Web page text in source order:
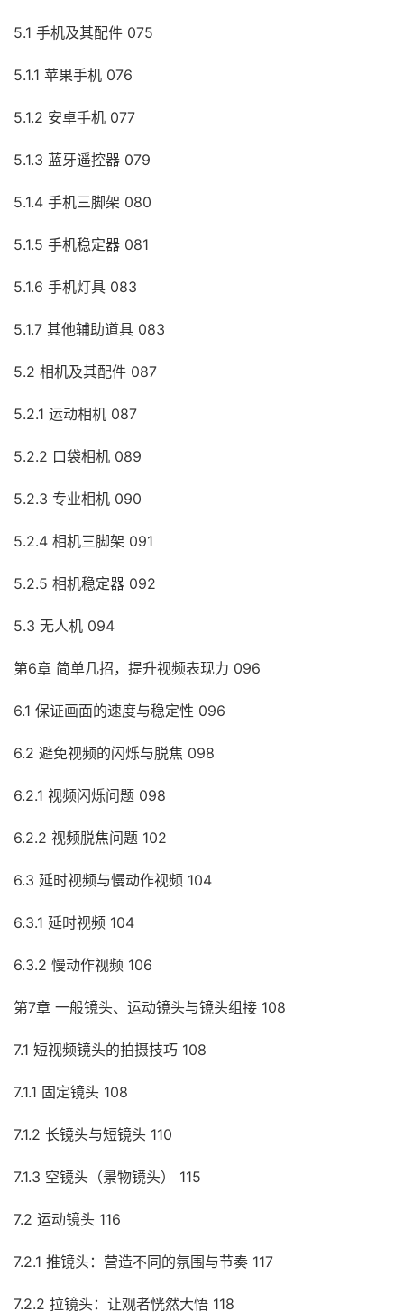
5.1 手机及其配件 075
5.1.1 苹果手机 076
5.1.2 安卓手机 077
5.1.3 蓝牙遥控器 079
5.1.4 手机三脚架 080
5.1.5 手机稳定器 081
5.1.6 手机灯具 083
5.1.7 其他辅助道具 083
5.2 相机及其配件 087
5.2.1 运动相机 087
5.2.2 口袋相机 089
5.2.3 专业相机 090
5.2.4 相机三脚架 091
5.2.5 相机稳定器 092
5.3 无人机 094
第6章 简单几招，提升视频表现力 096
6.1 保证画面的速度与稳定性 096
6.2 避免视频的闪烁与脱焦 098
6.2.1 视频闪烁问题 098
6.2.2 视频脱焦问题 102
6.3 延时视频与慢动作视频 104
6.3.1 延时视频 104
6.3.2 慢动作视频 106
第7章 一般镜头、运动镜头与镜头组接 108
7.1 短视频镜头的拍摄技巧 108
7.1.1 固定镜头 108
7.1.2 长镜头与短镜头 110
7.1.3 空镜头（景物镜头） 115
7.2 运动镜头 116
7.2.1 推镜头：营造不同的氛围与节奏 117
7.2.2 拉镜头：让观者恍然大悟 118